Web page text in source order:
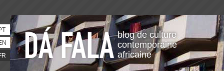
blog de culture
contemporaine
africaine